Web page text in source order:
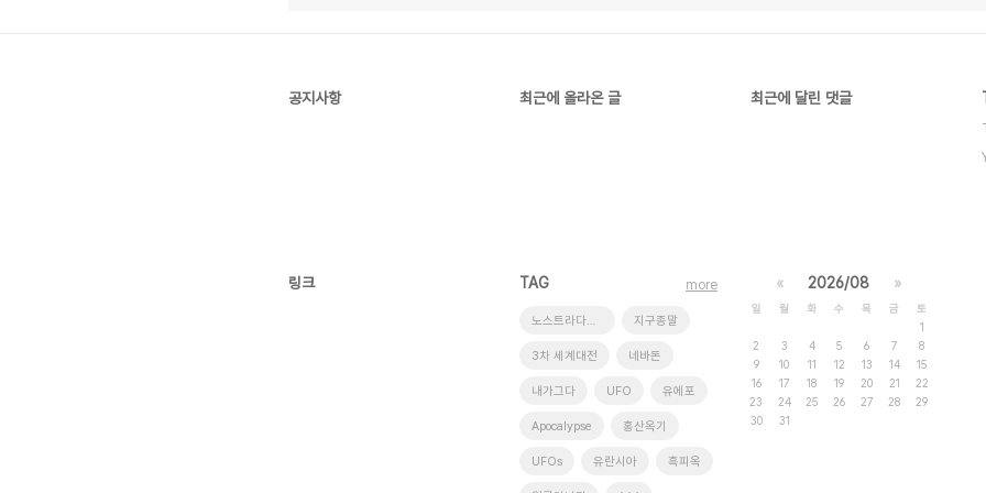
공지사항 최근에 올라온 글 최근에 달린 댓글
링크 TAG
노스트라다무스 지구종말
3차 세계대전 네바돈
내가그다 UFO 유에포
Apocalypse 홍산옥기
UFOs 유란시아 흑피옥
more « 2026/08 »
일 월 화 수 목 금
토
1
2
3 4 5 6 7
8
9
10 11 12 13 14
15
16
17 18 19 20 21
22
23
24 25 26 27 28
29
30
31